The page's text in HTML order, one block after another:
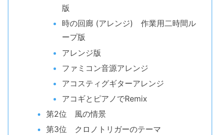
版
時の回廊 (アレンジ) 作業用二時間ル
ープ版
アレンジ版
ファミコン音源アレンジ
アコスティグギターアレンジ
アコギとピアノでRemix
第2位 風の情景
第3位 クロノトリガーのテーマ